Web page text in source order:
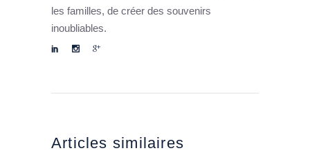
les familles, de créer des souvenirs
inoubliables.
Articles similaires